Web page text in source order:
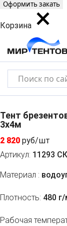
Корзина
Тент
3x4м
2 820 руб/шт
Артикул: 11293
Материал :
Плотность: 480
Рабочая